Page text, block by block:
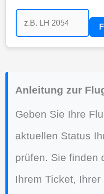
Anleitung zur
Geben Sie Ihre
aktuellen Status
prüfen. Sie finden
Ihrem Ticket,